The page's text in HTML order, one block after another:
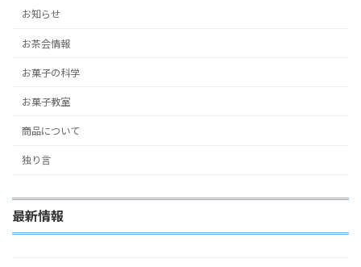
お知らせ
お茶会情報
お菓子の科学
お菓子教室
商品について
独り言
最新情報